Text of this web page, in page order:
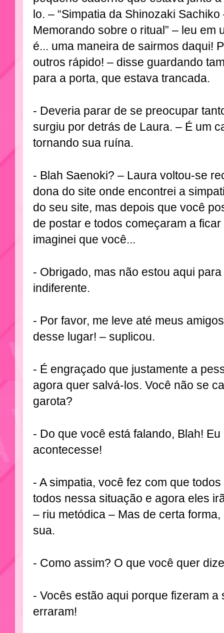
lo. – “Simpatia da Shinozaki
Memorando sobre o ritual” – leu em
é... uma maneira de sairmos daqui!
outros rápido! – disse guardando
para a porta, que estava trancada.
- Deveria parar de se preocupar
surgiu por detrás de Laura. – É um
tornando sua ruína.
- Blah Saenoki? – Laura voltou-se
dona do site onde encontrei a
do seu site, mas depois que você
de postar e todos começaram a
imaginei que você...
- Obrigado, mas não estou aqui
indiferente.
- Por favor, me leve até meus
desse lugar! – suplicou.
- É engraçado que justamente a
agora quer salvá-los. Você não se
garota?
- Do que você está falando, Blah!
acontecesse!
- A simpatia, você fez com que
todos nessa situação e agora eles
– riu metódica – Mas de certa
sua.
- Como assim? O que você quer
- Vocês estão aqui porque fizeram a
erraram!